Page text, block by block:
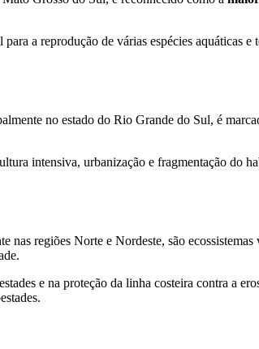
a reprodução de várias espécies aquáticas e
no estado do Rio Grande do Sul, é
intensiva, urbanização e fragmentação do
nas regiões Norte e Nordeste, são
e na proteção da linha costeira contra a